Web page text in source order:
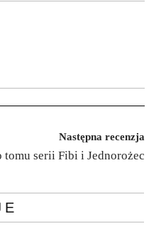
Następna recenzja
tomu serii Fibi i Jednorożec